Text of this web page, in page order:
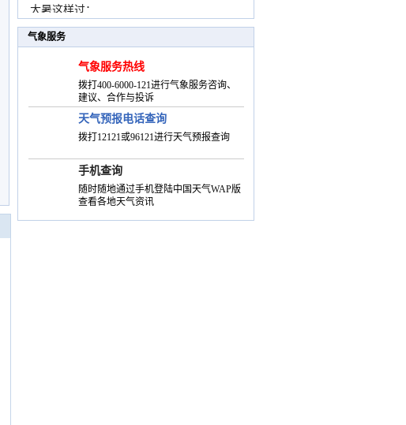
大暑这样过：
季
气象服务
气象服务热线
拨打400-6000-121进行气象服务咨询、
建议、合作与投诉
天气预报电话查询
拨打12121或96121进行天气预报查询
手机查询
随时随地通过手机登陆中国天气WAP版
查看各地天气资讯